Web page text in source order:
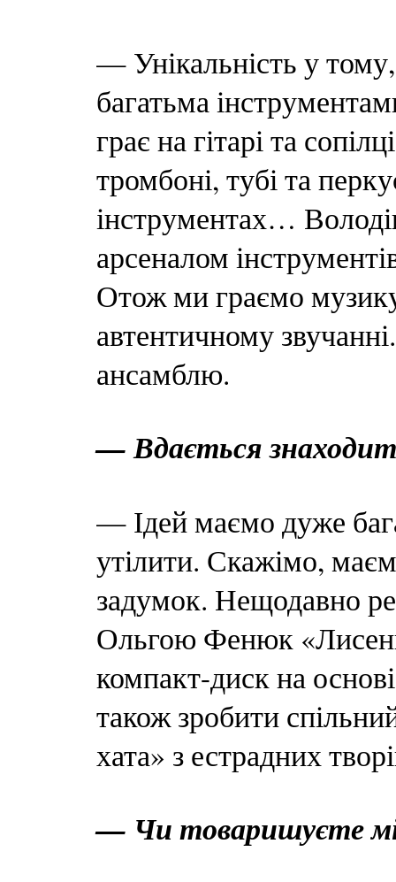
— Унікальність у
багатьма
грає на гітарі та
тромбоні, тубі та
інструментах…
арсеналом
Отож ми граємо
автентичному
ансамблю.
— Вдається
— Ідей маємо дуже
утілити. Скажімо,
задумок. Нещодавно
Ольгою Фенюк
компакт-диск на
також зробити
хата» з естрадних
— Чи товаришуєте